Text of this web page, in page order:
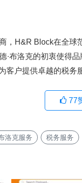
，H&R Block在全
·布洛克的初衷使得
客户提供卓越的税务
77
洛克服务 税务服务